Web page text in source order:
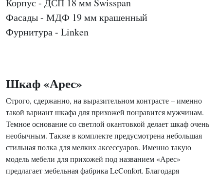
Корпус - ДСП 18 мм Swisspan
Фасады - МДФ 19 мм крашенный
Фурнитура - Linken
Шкаф «Арес»
Строго, сдержанно, на выразительном контрасте – именно
такой вариант шкафа для прихожей понравится мужчинам.
Темное основание со светлой окантовкой делает шкаф очень
необычным. Также в комплекте предусмотрена небольшая
стильная полка для мелких аксессуаров. Именно такую
модель мебели для прихожей под названием «Арес»
предлагает мебельная фабрика LeConfort. Благодаря